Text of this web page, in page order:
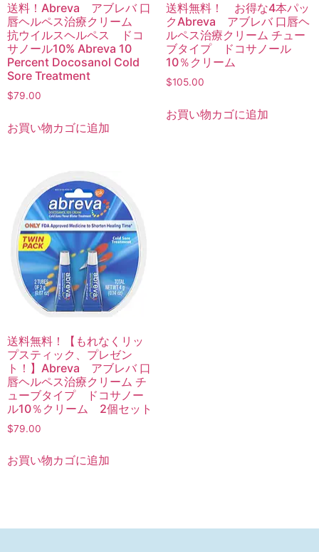
送料！Abreva アブレバ 口
唇ヘルペス治療クリーム
抗ウイルスヘルペス ドコ
サノール10% Abreva 10
Percent Docosanol Cold
Sore Treatment
$79.00
お買い物カゴに追加
送料無料！ お得な4本パッ
クAbreva アブレバ 口唇ヘ
ルペス治療クリーム チュー
ブタイプ ドコサノール
10％クリーム
$105.00
お買い物カゴに追加
送料無料！【もれなくリッ
プスティック、プレゼン
ト！】Abreva アブレバ 口
唇ヘルペス治療クリーム チ
ューブタイプ ドコサノー
ル10％クリーム 2個セット
$79.00
お買い物カゴに追加